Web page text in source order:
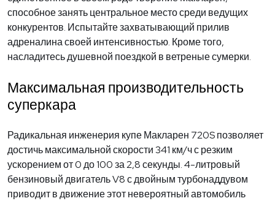
способное занять центральное место среди ведущих
конкурентов. Испытайте захватывающий прилив
адреналина своей интенсивностью. Кроме того,
насладитесь душевной поездкой в ветреные сумерки.
Максимальная производительность
суперкара
Радикальная инженерия купе Макларен 720S позволяет
достичь максимальной скорости 341 км/ч с резким
ускорением от 0 до 100 за 2,8 секунды. 4-литровый
бензиновый двигатель V8 с двойным турбонаддувом
приводит в движение этот невероятный автомобиль